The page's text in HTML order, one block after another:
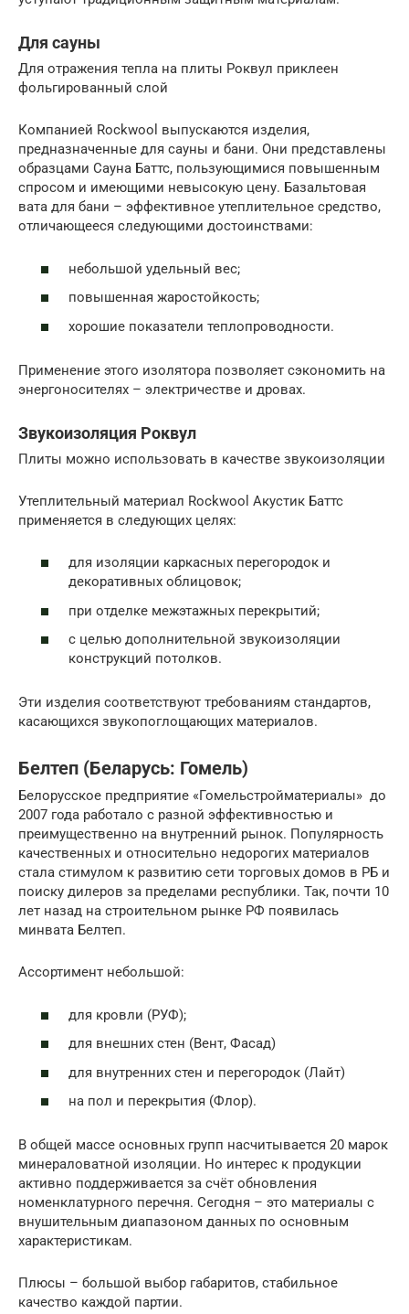
Для сауны
Для отражения тепла на плиты Роквул приклеен
фольгированный слой
Компанией Rockwool выпускаются изделия,
предназначенные для сауны и бани. Они представлены
образцами Сауна Баттс, пользующимися повышенным
спросом и имеющими невысокую цену. Базальтовая
вата для бани – эффективное утеплительное средство,
отличающееся следующими достоинствами:
небольшой удельный вес;
повышенная жаростойкость;
хорошие показатели теплопроводности.
Применение этого изолятора позволяет сэкономить на
энергоносителях – электричестве и дровах.
Звукоизоляция Роквул
Плиты можно использовать в качестве звукоизоляции
Утеплительный материал Rockwool Акустик Баттс
применяется в следующих целях:
для изоляции каркасных перегородок и
декоративных облицовок;
при отделке межэтажных перекрытий;
с целью дополнительной звукоизоляции
конструкций потолков.
Эти изделия соответствуют требованиям стандартов,
касающихся звукопоглощающих материалов.
Белтеп (Беларусь: Гомель)
Белорусское предприятие «Гомельстройматериалы» до
2007 года работало с разной эффективностью и
преимущественно на внутренний рынок. Популярность
качественных и относительно недорогих материалов
стала стимулом к развитию сети торговых домов в РБ и
поиску дилеров за пределами республики. Так, почти 10
лет назад на строительном рынке РФ появилась
минвата Белтеп.
Ассортимент небольшой:
для кровли (РУФ);
для внешних стен (Вент, Фасад)
для внутренних стен и перегородок (Лайт)
на пол и перекрытия (Флор).
В общей массе основных групп насчитывается 20 марок
минераловатной изоляции. Но интерес к продукции
активно поддерживается за счёт обновления
номенклатурного перечня. Сегодня – это материалы с
внушительным диапазоном данных по основным
характеристикам.
Плюсы – большой выбор габаритов, стабильное
качество каждой партии.